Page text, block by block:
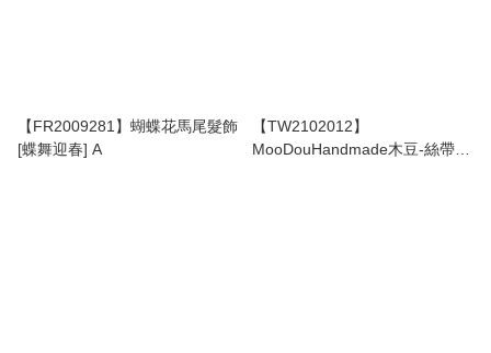
【FR2009281】蝴蝶花馬尾髮飾
[蝶舞迎春] A
【TW2102012】
MooDouHandmade木豆-絲帶編